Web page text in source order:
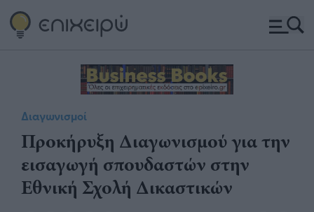
Διαγωνισμοί
Προκήρυξη Διαγωνισμού για την
εισαγωγή σπουδαστών στην
Εθνική Σχολή Δικαστικών